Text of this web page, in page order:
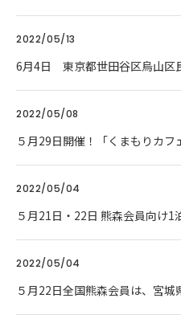
2022/05/13
6月4日 東京都世田谷区烏山区
2022/05/08
５月29日開催！「くまもりカフ
2022/05/04
５月21日・22日 熊森会員向け1
2022/05/04
５月22日全国熊森会員は、宮城